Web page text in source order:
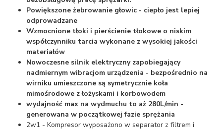
Powiększone żebrowanie głowic - ciepło jest lepiej
odprowadzane
Wzmocnione tłoki i pierścienie tłokowe o niskim
współczynniku tarcia wykonane z wysokiej jakości
materiałów
Nowoczesne silnik elektryczny zapobiegający
nadmiernym wibracjom urządzenia - bezpośrednio na
wirniku umieszczone są symetrycznie koła
mimośrodowe z łożyskami i korbowodem
wydajność max na wydmuchu to aż 280L/min -
generowana w początkowej fazie sprężania
2w1 - Kompresor wyposażono w separator z filtrem i